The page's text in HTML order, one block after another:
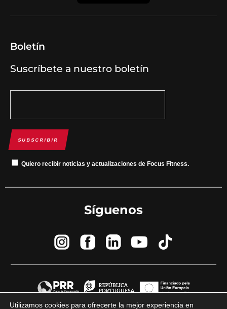
Boletín
Suscríbete a nuestro boletín
SUBSCRIBIR
Quiero recibir noticias y actualizaciones de Focus Fitness.
Síguenos
Utilizamos cookies para ofrecerte la mejor experiencia en